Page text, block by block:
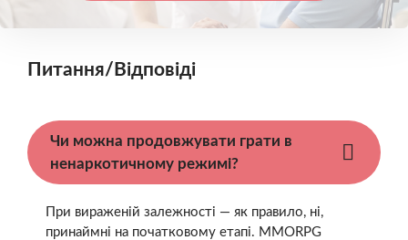
Питання/Відповіді
Чи можна продовжувати грати в
ненаркотичному режимі?
При вираженій залежності — як правило, ні,
принаймні на початковому етапі. MMORPG